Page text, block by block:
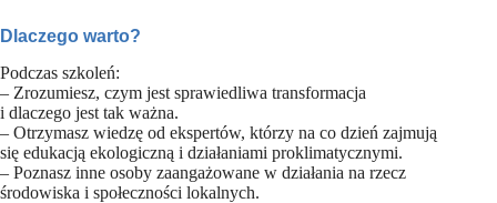
Dlaczego warto?
Podczas szkoleń:
– Zrozumiesz, czym jest sprawiedliwa transformacja
i dlaczego jest tak ważna.
– Otrzymasz wiedzę od ekspertów, którzy na co dzień zajmują
się edukacją ekologiczną i działaniami proklimatycznymi.
– Poznasz inne osoby zaangażowane w działania na rzecz
środowiska i społeczności lokalnych.